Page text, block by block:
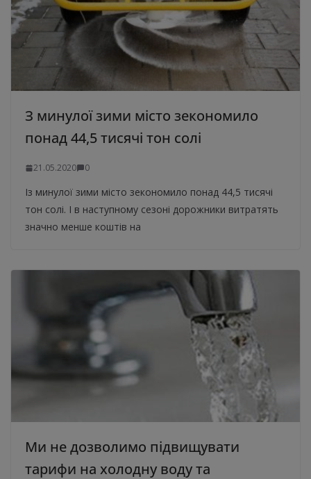
З минулої зими місто зекономило
понад 44,5 тисячі тон солі
21.05.2020 0
Із минулої зими місто зекономило понад 44,5 тисячі
тон солі. І в наступному сезоні дорожники витратять
значно менше коштів на
Ми не дозволимо підвищувати
тарифи на холодну воду та